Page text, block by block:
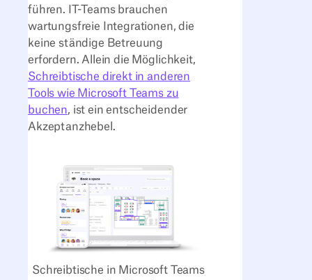
führen. IT-Teams brauchen
wartungsfreie Integrationen, die
keine ständige Betreuung
erfordern. Allein die Möglichkeit,
Schreibtische direkt in anderen
Tools wie Microsoft Teams zu
buchen, ist ein entscheidender
Akzeptanzhebel.
Schreibtische in Microsoft Teams